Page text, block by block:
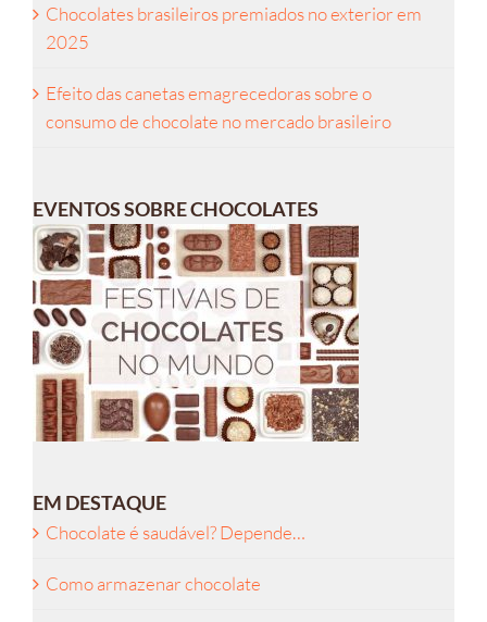
Chocolates brasileiros premiados no exterior em
2025
Efeito das canetas emagrecedoras sobre o
consumo de chocolate no mercado brasileiro
EVENTOS SOBRE CHOCOLATES
EM DESTAQUE
Chocolate é saudável? Depende…
Como armazenar chocolate